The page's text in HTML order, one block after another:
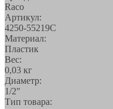
Raco
Артикул:
4250-55219C
Материал:
Пластик
Вес:
0,03 кг
Диаметр:
1/2"
Тип товара: